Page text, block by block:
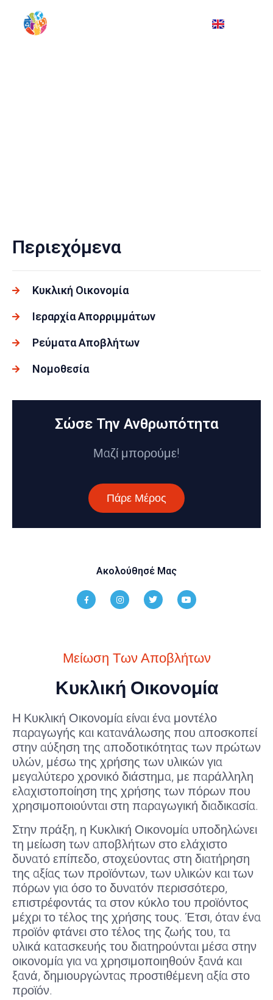
Περιεχόμενα
Κυκλική Οικονομία
Ιεραρχία Απορριμμάτων
Ρεύματα Αποβλήτων
Νομοθεσία
Σώσε Την Ανθρωπότητα
Μαζί μπορούμε!
Πάρε Μέρος
Ακολούθησέ Μας
Μείωση Των Αποβλήτων
Κυκλική Οικονομία
Η Κυκλική Οικονομία είναι ένα μοντέλο
παραγωγής και κατανάλωσης που αποσκοπεί
στην αύξηση της αποδοτικότητας των πρώτων
υλών, μέσω της χρήσης των υλικών για
μεγαλύτερο χρονικό διάστημα, με παράλληλη
ελαχιστοποίηση της χρήσης των πόρων που
χρησιμοποιούνται στη παραγωγική διαδικασία.
Στην πράξη, η Κυκλική Οικονομία υποδηλώνει
τη μείωση των αποβλήτων στο ελάχιστο
δυνατό επίπεδο, στοχεύοντας στη διατήρηση
της αξίας των προϊόντων, των υλικών και των
πόρων για όσο το δυνατόν περισσότερο,
επιστρέφοντάς τα στον κύκλο του προϊόντος
μέχρι το τέλος της χρήσης τους. Έτσι, όταν ένα
προϊόν φτάνει στο τέλος της ζωής του, τα
υλικά κατασκευής του διατηρούνται μέσα στην
οικονομία για να χρησιμοποιηθούν ξανά και
ξανά, δημιουργώντας προστιθέμενη αξία στο
προϊόν.